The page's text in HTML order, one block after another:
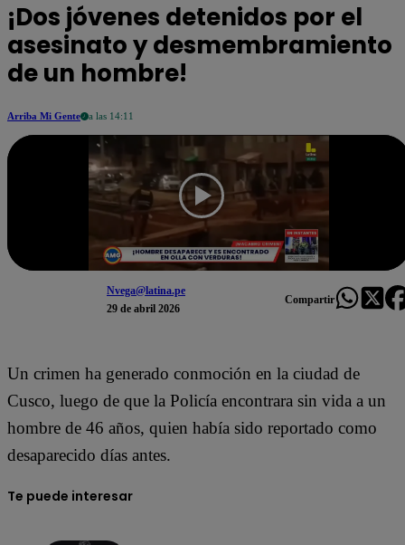
¡Dos jóvenes detenidos por el
asesinato y desmembramiento
de un hombre!
Arriba Mi Gente a las 14:11
Nvega@latina.pe
29 de abril 2026
Compartir
Un crimen ha generado conmoción en la ciudad de
Cusco, luego de que la Policía encontrara sin vida a un
hombre de 46 años, quien había sido reportado como
desaparecido días antes.
Te puede interesar